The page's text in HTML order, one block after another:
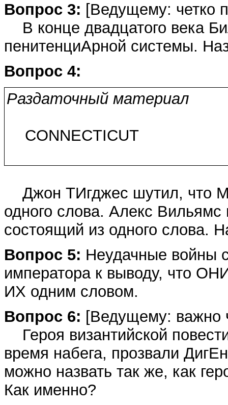
Вопрос 3: [Ведущему: четко
В конце двадцатого века
пенитенциАрной системы.
Вопрос 4:
Раздаточный материал
CONNECTICUT
Джон ТИгджес шутил, что
одного слова. Алекс
состоящий из одного слова.
Вопрос 5: Неудачные войны
императора к выводу, что
ИХ одним словом.
Вопрос 6: [Ведущему: важно
Героя византийской
время набега, прозвали
можно назвать так же, как
Как именно?